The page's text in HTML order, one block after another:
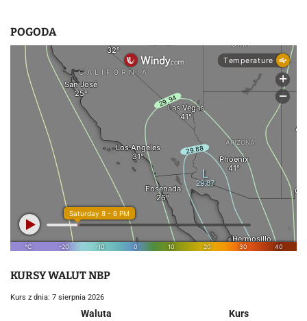
POGODA
KURSY WALUT NBP
Kurs z dnia: 7 sierpnia 2026
Waluta
Kurs